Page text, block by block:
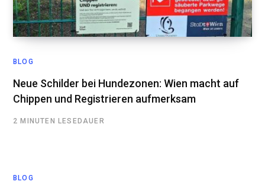
BLOG
Neue Schilder bei Hundezonen: Wien macht auf
Chippen und Registrieren aufmerksam
2 MINUTEN LESEDAUER
BLOG